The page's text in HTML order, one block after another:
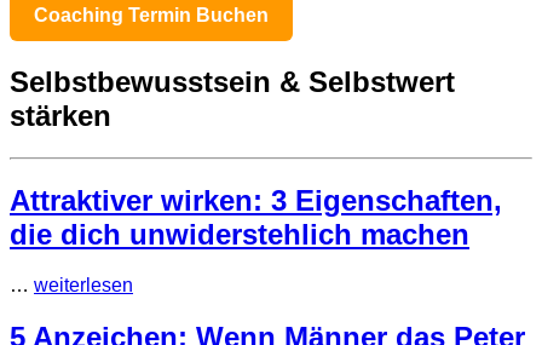
Coaching Termin Buchen
Selbstbewusstsein & Selbstwert
stärken
Attraktiver wirken: 3 Eigenschaften,
die dich unwiderstehlich machen
… weiterlesen
5 Anzeichen: Wenn Männer das Peter